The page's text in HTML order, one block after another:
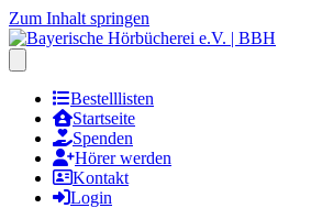
Zum Inhalt springen
Bestelllisten
Startseite
Spenden
Hörer werden
Kontakt
Login